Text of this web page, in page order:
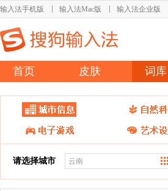
输入法手机版 输入法Mac版 输入法企业版
首页 皮肤 词库
请选择城市